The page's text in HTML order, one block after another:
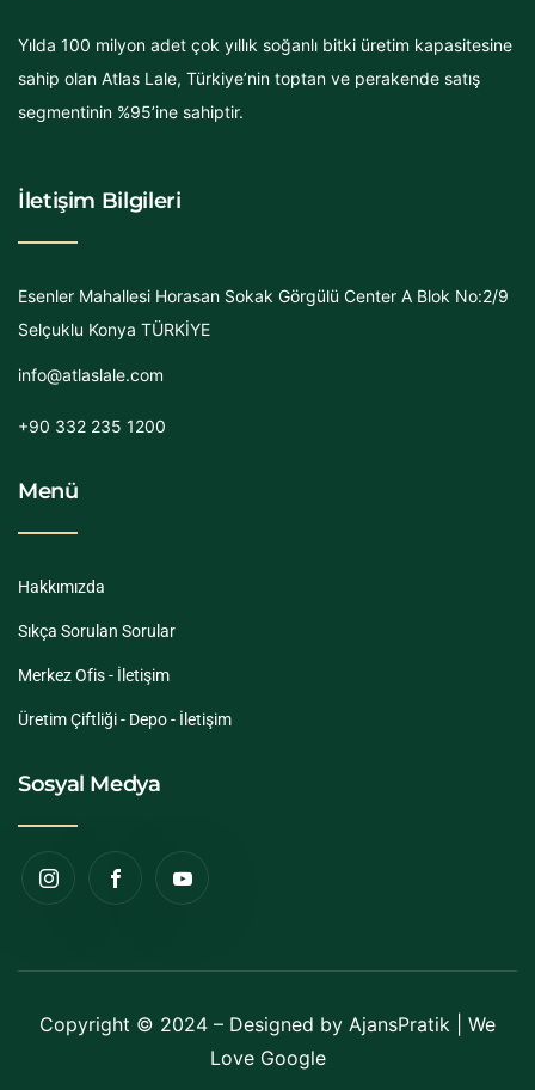
Yılda 100 milyon adet çok yıllık soğanlı bitki üretim kapasitesine
sahip olan Atlas Lale, Türkiye’nin toptan ve perakende satış
segmentinin %95’ine sahiptir.
İletişim Bilgileri
Esenler Mahallesi Horasan Sokak Görgülü Center A Blok No:2/9
Selçuklu Konya TÜRKİYE
info@atlaslale.com
+90 332 235 1200
Menü
Hakkımızda
Sıkça Sorulan Sorular
Merkez Ofis - İletişim
Üretim Çiftliği - Depo - İletişim
Sosyal Medya
Copyright © 2024 – Designed by AjansPratik | We
Love Google